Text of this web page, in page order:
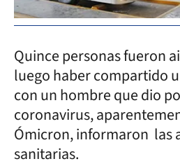
Quince personas fueron
luego haber compartido
con un hombre que dio
coronavirus,
Ómicron, informaron las
sanitarias.